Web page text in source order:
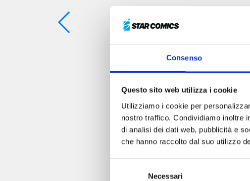
Consenso
Questo sito web utilizza i cookie
Utilizziamo i cookie per
nostro traffico. Condividiamo inoltre
di analisi dei dati web, pubblicità e
che hanno raccolto dal suo utilizzo
Necessari